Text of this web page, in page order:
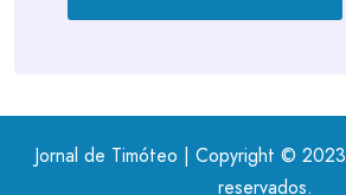
Jornal de Timóteo | Copyright ©
reservados.